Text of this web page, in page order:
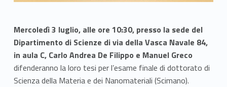
Mercoledì 3 luglio, alle ore 10:30, presso la sede del
Dipartimento di Scienze di via della Vasca Navale 84,
in aula C, Carlo Andrea De Filippo e Manuel Greco
difenderanno la loro tesi per l’esame finale di dottorato di
Scienza della Materia e dei Nanomateriali (Scimano).